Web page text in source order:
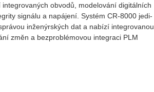
ob­vo­dů, mo­de­lo­vá­ní di­gi­tál­ních
sig­ná­lu a na­pá­je­ní. Sys­tém CR-8000 je­di­
in­že­nýr­ských dat a na­bí­zí in­te­gro­va­nou
změn a bez­pro­blé­mo­vou in­te­gra­ci PLM